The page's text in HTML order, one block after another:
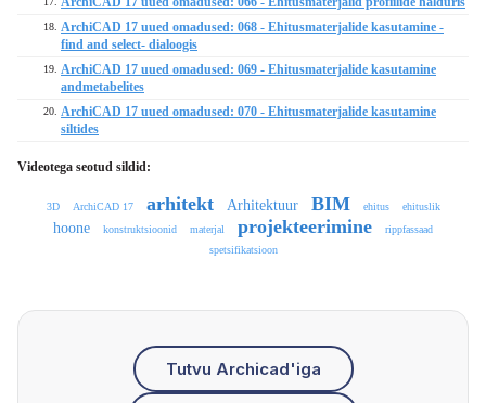
18.
ArchiCAD 17 uued omadused: 068 - Ehitusmaterjalide kasutamine -
find and select- dialoogis
19.
ArchiCAD 17 uued omadused: 069 - Ehitusmaterjalide kasutamine
andmetabelites
20.
ArchiCAD 17 uued omadused: 070 - Ehitusmaterjalide kasutamine
siltides
Videotega seotud sildid:
3D ArchiCAD 17 arhitekt Arhitektuur BIM ehitus ehituslik
hoone konstruktsioonid materjal projekteerimine
rippfassaad
spetsifikatsioon
Tutvu Archicad'iga